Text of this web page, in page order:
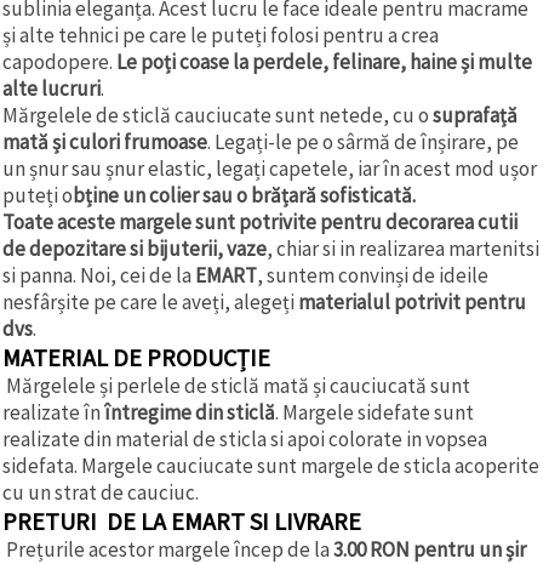
sublinia eleganța. Acest lucru le face ideale pentru macrame
și alte tehnici pe care le puteți folosi pentru a crea
capodopere. Le poți coase la perdele, felinare, haine și multe
alte lucruri.
Mărgelele de sticlă cauciucate sunt netede, cu osuprafață
mată și culori frumoase. Legați-le pe o sârmă de înșirare, pe
un șnur sau șnur elastic, legați capetele, iar în acest mod ușor
puteți obține un colier sau o brățară sofisticată.
Toate aceste margele sunt potrivite pentru decorarea cutii
de depozitare si bijuterii, vaze, chiar si in realizarea martenitsi
si panna. Noi, cei de la EMART, suntem convinși de ideile
nesfârșite pe care le aveți, alegeți materialul potrivit pentru
dvs.
MATERIAL DE PRODUCȚIE
Mărgelele și perlele de sticlă mată și cauciucată sunt
realizate înîntregime din sticlă. Margele sidefate sunt
realizate din material de sticla si apoi colorate in vopsea
sidefata. Margele cauciucate sunt margele de sticla acoperite
cu un strat de cauciuc.
PRETURI DE LA EMART SI LIVRARE
Prețurile acestor margele încep de la3.00 RON pentru un șir